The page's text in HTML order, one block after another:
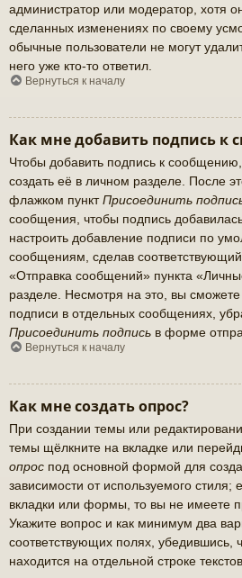
администратор или модератор, хотя
сделанных изменениях по своему
обычные пользователи не могут
него уже кто-то ответил.
Вернуться к началу
Как мне добавить подпись к
Чтобы добавить подпись к
создать её в личном разделе. После
флажком пунктПрисоединить
сообщения, чтобы подпись
настроить добавление подписи по
сообщениям, сделав
«Отправка сообщений» пункта
разделе. Несмотря на это, вы
подписи в отдельных сообщениях,
Присоединить подпись в форме
Вернуться к началу
Как мне создать опрос?
При создании темы или
темы щёлкните на вкладке или
опрос под основной формой для
зависимости от используемого стиля;
вкладки или формы, то вы не имеете
Укажите вопрос и как минимум два
соответствующих полях, убедившись,
находится на отдельной строке